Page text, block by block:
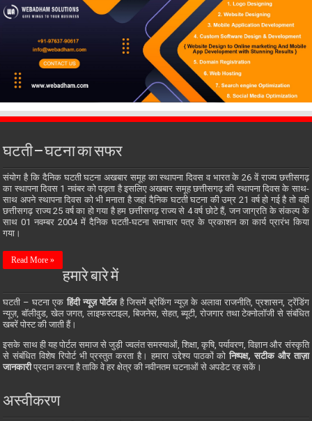
घटती – घटना का सफर
संयोग है कि दैनिक घटती घटना अखबार समूह का स्थापना दिवस व भारत के 26 वें राज्य छत्तीसगढ़
का स्थापना दिवस 1 नवंबर को पड़ता है इसलिए अखबार समूह छत्तीसगढ़ की स्थापना दिवस के साथ-
साथ अपने स्थापना दिवस को भी मनाता है जहां दैनिक घटती घटना की उम्र 21 वर्ष हो गई है तो वही
छत्तीसगढ़ राज्य 25 वर्ष का हो गया है हम छत्तीसगढ़ राज्य से 4 वर्ष छोटे हैं, जन जाग्रति के संकल्प के
साथ 01 नवम्बर 2004 में दैनिक घटती-घटना समाचार पत्र के प्रकाशन का कार्य प्रारंभ किया
गया।
Read More »
हमारे बारे में
घटती – घटना एक हिंदी न्यूज़ पोर्टलहै जिसमें ब्रेकिंग न्यूज़ के अलावा राजनीति, प्रशासन, ट्रेंडिंग
न्यूज़, बॉलीवुड, खेल जगत, लाइफस्टाइल, बिजनेस, सेहत, ब्यूटी, रोजगार तथा टेक्नोलॉजी से संबंधित
खबरें पोस्ट की जाती हैं।
इसके साथ ही यह पोर्टल समाज से जुड़ी ज्वलंत समस्याओं, शिक्षा, कृषि, पर्यावरण, विज्ञान और संस्कृति
से संबंधित विशेष रिपोर्ट भी प्रस्तुत करता है। हमारा उद्देश्य पाठकों कोनिष्पक्ष, सटीक और ताज़ा
जानकारीप्रदान करना है ताकि वे हर क्षेत्र की नवीनतम घटनाओं से अपडेट रह सकें।
अस्वीकरण